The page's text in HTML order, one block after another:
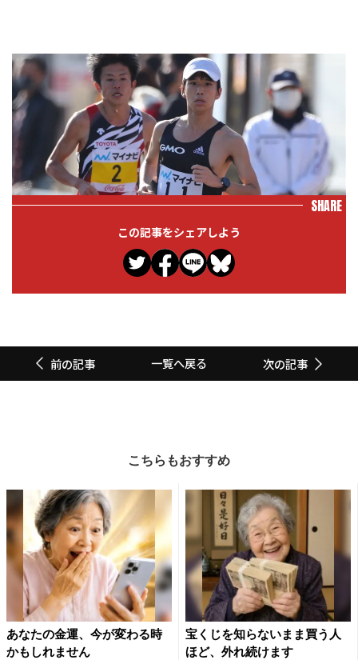
SHARE
この記事をシェアしよう
前の記事 一覧へ戻る 次の記事
こちらもおすすめ
あなたの金運、今が変わる時
かもしれません
宝くじを知らないまま買う人
ほど、外れ続けます